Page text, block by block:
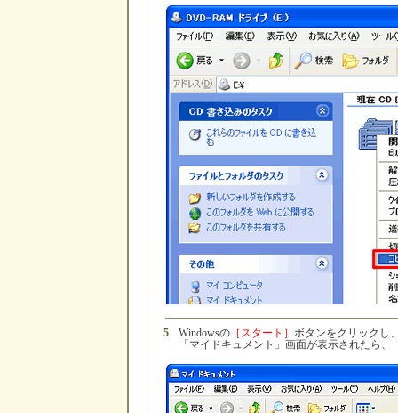
5 Windowsの ［スタート］ ボタンをクリックし
「マイドキュメント」画面が表示されたら、